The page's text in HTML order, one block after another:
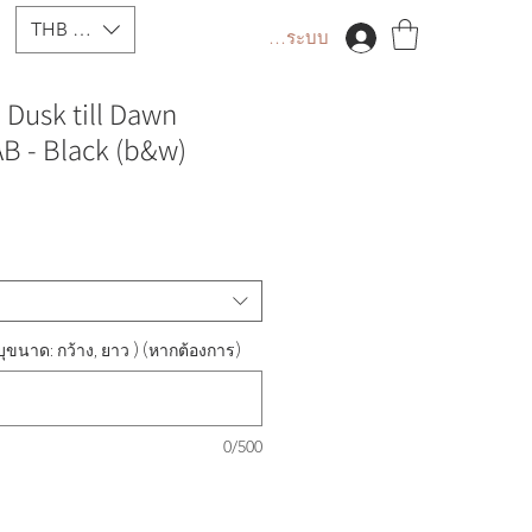
THB (฿) เข้าสู่ระบบ
Dusk till Dawn
- Black (b&w)
นาด: กว้าง, ยาว ) (หากต้องการ)
0/500